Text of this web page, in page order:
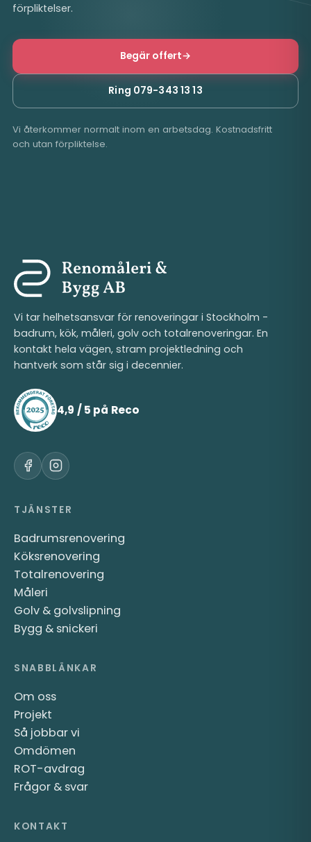
förpliktelser.
Begär offert→
Ring 079-343 13 13
Vi återkommer normalt inom en arbetsdag. Kostnadsfritt
och utan förpliktelse.
Vi tar helhetsansvar för renoveringar i Stockholm -
badrum, kök, måleri, golv och totalrenoveringar. En
kontakt hela vägen, stram projektledning och
hantverk som står sig i decennier.
4,9 / 5 på Reco
TJÄNSTER
Badrumsrenovering
Köksrenovering
Totalrenovering
Måleri
Golv & golvslipning
Bygg & snickeri
SNABBLÄNKAR
Om oss
Projekt
Så jobbar vi
Omdömen
ROT-avdrag
Frågor & svar
KONTAKT